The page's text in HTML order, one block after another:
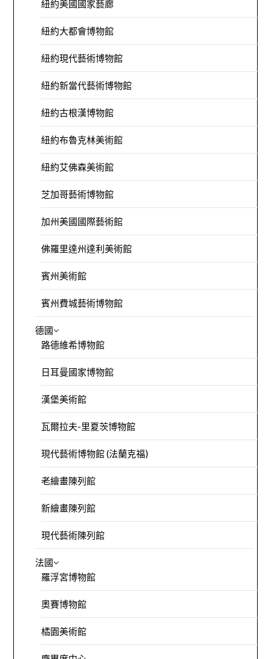
紐約美國國家藝廊
紐約大都會博物館
紐約現代藝術博物館
紐約新當代藝術博物館
紐約古根漢博物館
紐約布魯克林美術館
紐約艾佛森美術館
芝加哥藝術博物館
加州美國國際藝術館
佛羅里達州達利美術館
賓州美術館
賓州費城藝術博物館
德國
路德維希博物館
日耳曼國家博物館
漢堡美術館
瓦爾拉夫-里夏茨博物館
現代藝術博物館 (法蘭克福)
老繪畫陳列館
新繪畫陳列館
現代藝術陳列館
法國
羅浮宮博物館
奧賽博物館
橘園美術館